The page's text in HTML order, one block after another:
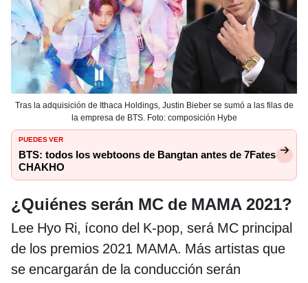
Tras la adquisición de Ithaca Holdings, Justin Bieber se sumó a las filas de
la empresa de BTS. Foto: composición Hybe
PUEDES VER
BTS: todos los webtoons de Bangtan antes de 7Fates
CHAKHO
¿Quiénes serán MC de MAMA 2021?
Lee Hyo Ri, ícono del K-pop, será MC principal
de los premios 2021 MAMA. Más artistas que
se encargarán de la conducción serán